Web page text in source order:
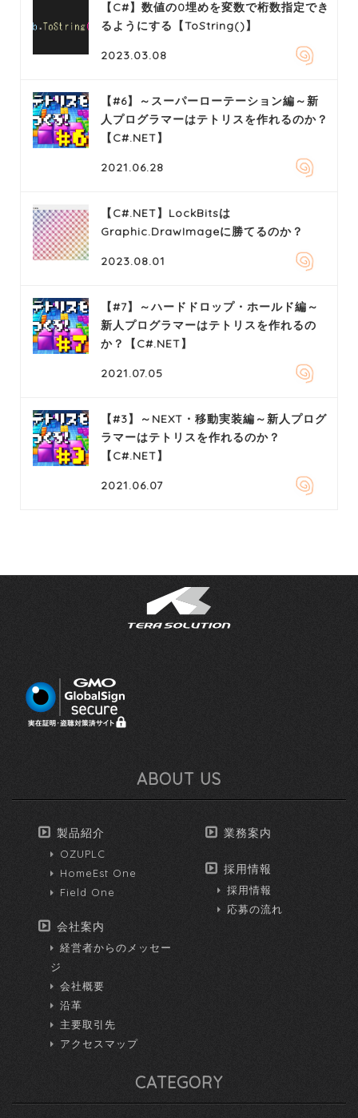
【C#】数値の0埋めを変数で桁数指定でき
るようにする【ToString()】
2023.03.08
【#6】～スーパーローテーション編～新
人プログラマーはテトリスを作れるのか？
【C#.NET】
2021.06.28
【C#.NET】LockBitsは
Graphic.DrawImageに勝てるのか？
2023.08.01
【#7】～ハードドロップ・ホールド編～
新人プログラマーはテトリスを作れるの
か？【C#.NET】
2021.07.05
【#3】～NEXT・移動実装編～新人プログ
ラマーはテトリスを作れるのか？
【C#.NET】
2021.06.07
ABOUT US
製品紹介
OZUPLC
HomeEst One
Field One
会社案内
経営者からのメッセー
ジ
会社概要
沿革
主要取引先
アクセスマップ
業務案内
採用情報
採用情報
応募の流れ
CATEGORY